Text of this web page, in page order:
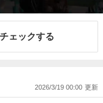
ェックする
2026/3/19 00:00